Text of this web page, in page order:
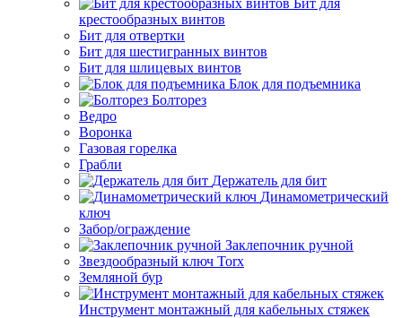
Бит для
крестообразных винтов
Бит для отвертки
Бит для шестигранных винтов
Бит для шлицевых винтов
Блок для подъемника
Болторез
Ведро
Воронка
Газовая горелка
Грабли
Держатель для бит
Динамометрический
ключ
Забор/ограждение
Заклепочник ручной
Звездообразный ключ Torx
Земляной бур
Инструмент монтажный для кабельных стяжек